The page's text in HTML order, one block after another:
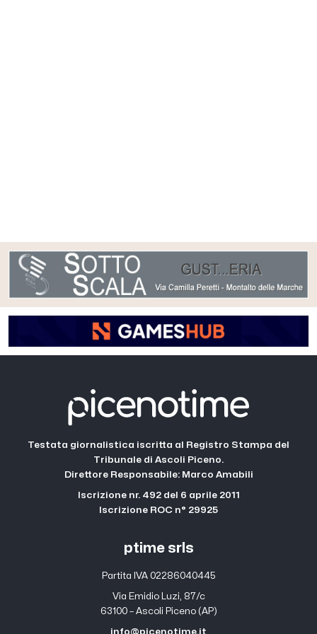
Testata giornalistica iscritta al Registro Stampa del
Tribunale di Ascoli Piceno.
Direttore Responsabile: Marco Amabili
Iscrizione nr. 492 del 6 aprile 2011
Iscrizione ROC n° 29925
ptime srls
Partita IVA 02286040445
Via Emidio Luzi, 87/c
63100 – Ascoli Piceno (AP)
info@picenotime.it